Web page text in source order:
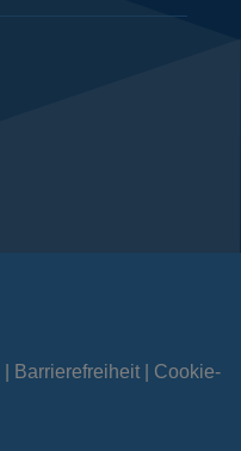
Barrierefreiheit
Cookie-